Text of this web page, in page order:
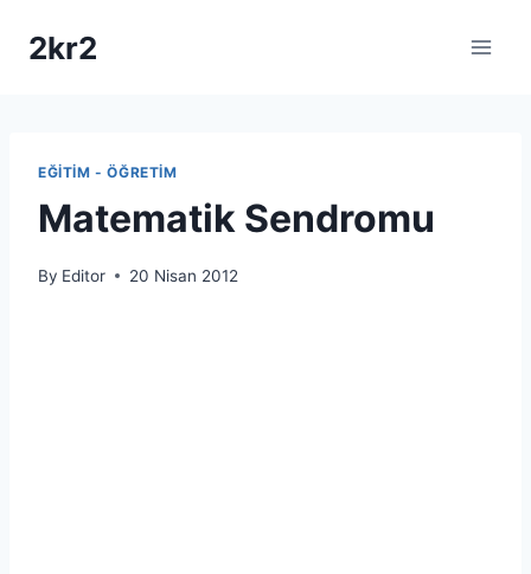
2kr2
EĞITIM - ÖĞRETIM
Matematik Sendromu
By Editor 20 Nisan 2012